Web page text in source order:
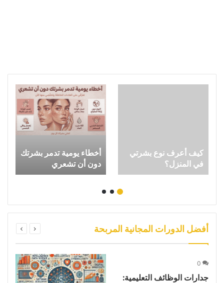
كيف أعرف نوع بشرتي
في المنزل؟
أخطاء يومية تدمر بشرتك
دون أن تشعري
أفضل الدورات المجانية المربحة
0
جدارات الوظائف التعليمية: